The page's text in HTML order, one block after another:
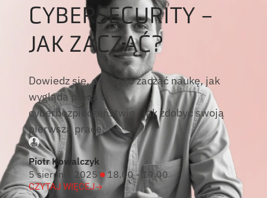
CYBERSECURITY -
JAK ZACZĄĆ?
Dowiedz się, od czego zacząć naukę, jak
wygląda praca w
cyberbezpieczeństwie i jak zdobyć swoją
pierwszą pracę.
Piotr Kowalczyk
5 sierpnia 2025
18.00 - 19.00
CZYTAJ WIĘCEJ